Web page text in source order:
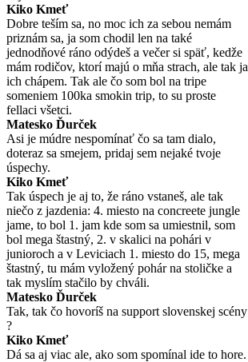
Kiko Kmeť
Dobre teším sa, no moc ich za sebou nemám
priznám sa, ja som chodil len na také
jednodňové ráno odýdeš a večer si späť, kedže
mám rodičov, ktorí majú o mňa strach, ale tak ja
ich chápem. Tak ale čo som bol na tripe
someniem 100ka smokin trip, to su proste
fellaci všetci.
Matesko Ďurček
Asi je múdre nespomínať čo sa tam dialo,
doteraz sa smejem, pridaj sem nejaké tvoje
úspechy.
Kiko Kmeť
Tak úspech je aj to, že ráno vstaneš, ale tak
niečo z jazdenia: 4. miesto na concreete jungle
jame, to bol 1. jam kde som sa umiestnil, som
bol mega štastný, 2. v skalici na pohári v
junioroch a v Leviciach 1. miesto do 15, mega
štastný, tu mám vyložený pohár na stoličke a
tak myslím stačilo by chváli.
Matesko Ďurček
Tak, tak čo hovoríš na support slovenskej scény
?
Kiko Kmeť
Dá sa aj viac ale, ako som spomínal ide to hore.